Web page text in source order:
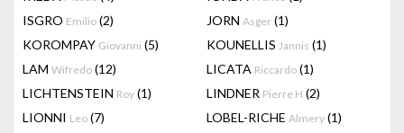
ISGRO Emilio (2) JORN Asger (1)
KOROMPAY Giovanni (5) KOUNELLIS Jannis (1)
LAM Wifredo (12) LICATA Riccardo (1)
LICHTENSTEIN Roy (1) LINDNER Pierre H (2)
LIONNI Leo (7) LOBEL-RICHE Almery (1)